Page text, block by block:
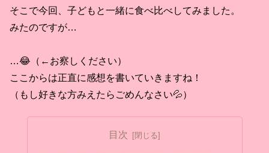
そこで今回、子どもと一緒に食べ比べしてみました。
みたのですが…
…😂（←お察しください）
ここからは正直に感想を書いていきますね！
（もし好きな方みえたらごめんなさい💦）
目次